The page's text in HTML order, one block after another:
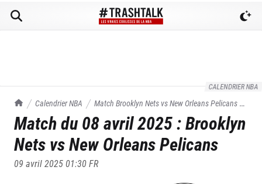
CALENDRIER NBA
TrashTalk Actu NBA
Calendrier NBA Match Brooklyn Nets vsNew Orleans Pelicans du
08/04/2025
Match du 08 avril 2025:Brooklyn
Nets vsNew Orleans Pelicans
09 avril 2025 01:30FR